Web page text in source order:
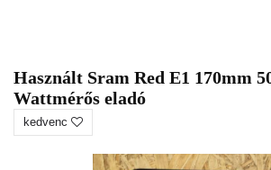
Használt Sram Red E1 170mm
Wattmérős eladó
kedvenc